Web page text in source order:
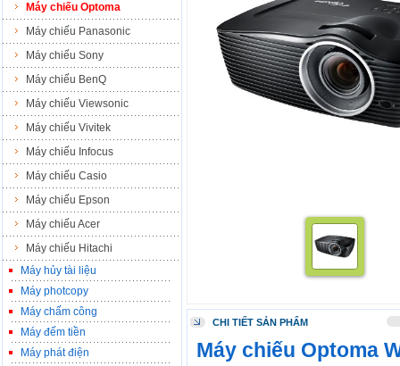
Máy chiếu Optoma
Máy chiếu Panasonic
Máy chiếu Sony
Máy chiếu BenQ
Máy chiếu Viewsonic
Máy chiếu Vivitek
Máy chiếu Infocus
Máy chiếu Casio
Máy chiếu Epson
Máy chiếu Acer
Máy chiếu Hitachi
Máy hủy tài liệu
Máy photcopy
Máy chấm công
Máy đếm tiền
Máy phát điện
CHI TIẾT SẢN PHẨM
Máy chiếu Optoma